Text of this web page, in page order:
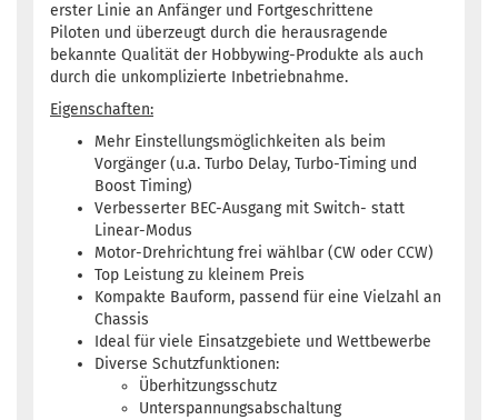
erster Linie an Anfänger und Fortgeschrittene
Piloten und überzeugt durch die herausragende
bekannte Qualität der Hobbywing-Produkte als auch
durch die unkomplizierte Inbetriebnahme.
Eigenschaften:
Mehr Einstellungsmöglichkeiten als beim
Vorgänger (u.a. Turbo Delay, Turbo-Timing und
Boost Timing)
Verbesserter BEC-Ausgang mit Switch- statt
Linear-Modus
Motor-Drehrichtung frei wählbar (CW oder CCW)
Top Leistung zu kleinem Preis
Kompakte Bauform, passend für eine Vielzahl an
Chassis
Ideal für viele Einsatzgebiete und Wettbewerbe
Diverse Schutzfunktionen:
Überhitzungsschutz
Unterspannungsabschaltung